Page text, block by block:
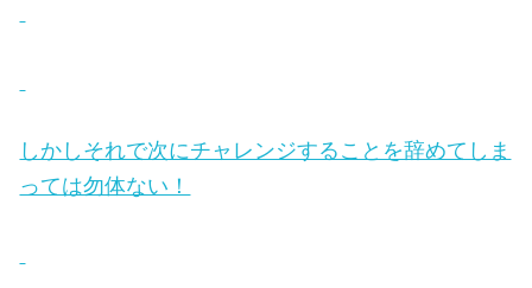
しかしそれで次にチャレンジすることを辞めてしま
っては勿体ない！